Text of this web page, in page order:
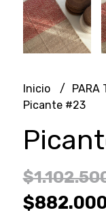
Inicio PARA
Picante #23